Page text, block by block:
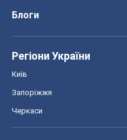
Блоги
Регіони України
Київ
Запоріжжя
Черкаси